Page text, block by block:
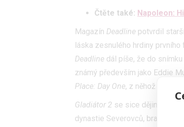
Čtěte také: Napoleon:
Magazín Deadline potvrdil
láska zesnulého hrdiny
Deadline dál píše, že do
známý především jako Eddie
Place: Day One, z něhož studio
Gladiátor 2 se sice dějin
dynastie Severovců, bratr (a